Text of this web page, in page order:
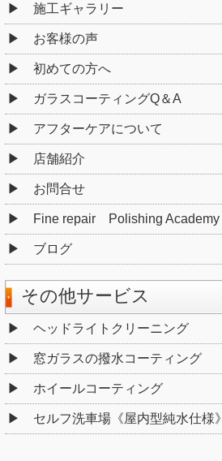
施工ギャラリー
お客様の声
初めての方へ
ガラスコーティングQ＆A
アフターケアについて
店舗紹介
お問合せ
Fine repair Polishing Academy
ブログ
その他サービス
ヘッドライトクリーニング
窓ガラスの撥水コーティング
ホイールコーティング
セルフ洗車場《屋内型純水仕様》